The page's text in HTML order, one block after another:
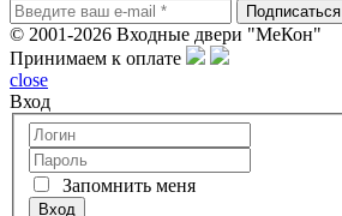
© 2001-2026 Входные двери "МеКон"
Принимаем к оплате
close
Вход
Запомнить меня